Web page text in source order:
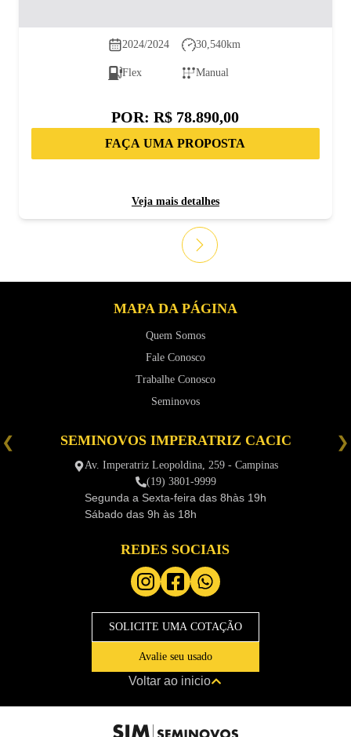
2024/2024 30,540km
Flex Manual
POR:R$ 78.890,00
FAÇA UMA PROPOSTA
Veja mais detalhes
MAPA DA PÁGINA
Quem Somos
Fale Conosco
Trabalhe Conosco
Seminovos
SEMINOVOS IMPERATRIZ CACIC
Av. Imperatriz Leopoldina, 259 - Campinas
(19) 3801-9999
Segunda a Sexta-feira das 8hàs 19h
Sábado das 9h às 18h
REDES SOCIAIS
SOLICITE UMA COTAÇÃO
Avalie seu usado
Voltar ao inicio